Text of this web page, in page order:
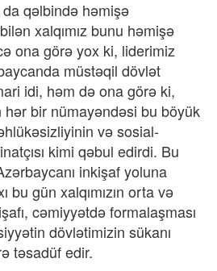
da qəlbində həmişə
xalqımız bunu həmişə
ona görə yox ki, liderimiz
müstəqil dövlət
idi, həm də ona görə ki,
hər bir nümayəndəsi bu böyük
və sosial-
kimi qəbul edirdi. Bu
inkişaf yoluna
bu gün xalqımızın orta və
cəmiyyətdə formalaşması
dövlətimizin sükanı
təsadüf edir.